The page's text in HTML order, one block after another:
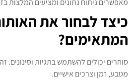
מאפשרים ניתוח נתונים ומציעים המלצות
כיצד לבחור את
המתאימים?
סוחרים יכולים להשתמש בתגיות וסינונים.
מטבע, זמן וצרכים אישיים.